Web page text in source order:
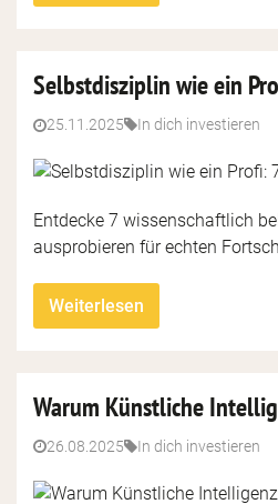
Selbstdisziplin wie ein
25.11.2025 In dich investieren
Entdecke 7 wissenschaftlich
ausprobieren für echten
Weiterlesen
Warum Künstliche
26.08.2025 In dich investieren